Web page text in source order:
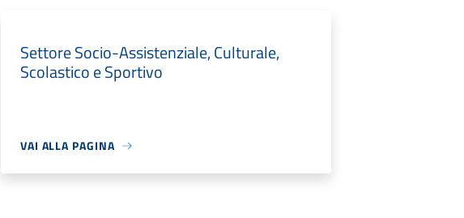
Settore Socio-Assistenziale, Culturale,
Scolastico e Sportivo
VAI ALLA PAGINA